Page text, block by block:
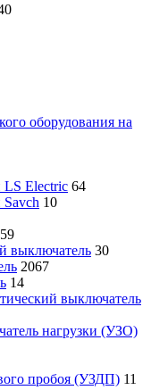
оборудования на
LS Electric 64
Savch 10
59
выключатель 30
2067
14
выключатель
нагрузки (УЗО)
пробоя (УЗДП) 11